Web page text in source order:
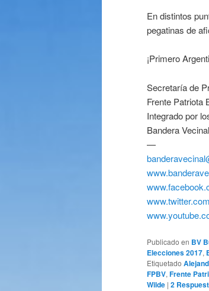
En distintos
pegatinas de
¡Primero
Secretaría de
Frente Patriota
Integrado por
Bandera
—
Publicado en BV
Elecciones 2017,
Etiquetado
FPBV, Frente
Wilde | 2